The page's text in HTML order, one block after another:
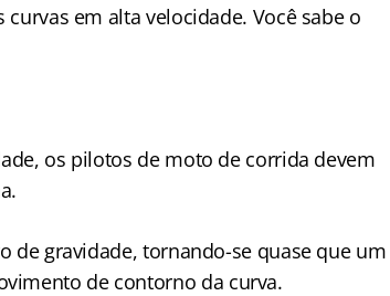
em alta velocidade. Você sabe o
os pilotos de moto de corrida devem
de gravidade, tornando-se quase que um
de contorno da curva.